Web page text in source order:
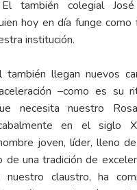
El también colegial
hoy en día funge como
institución.
llegan nuevos
–como es su
necesita nuestro
en el siglo
joven, líder, lleno
de una tradición de
nuestro claustro, ha